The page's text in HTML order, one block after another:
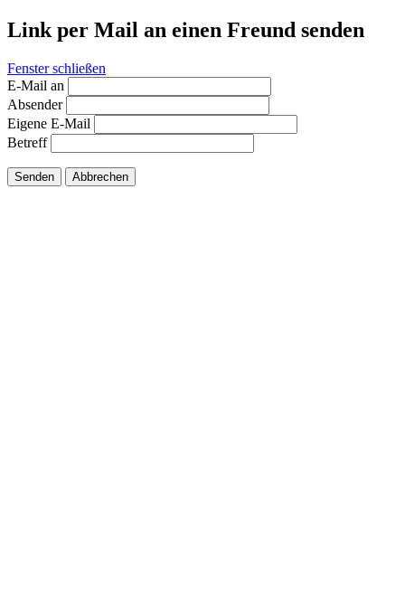
Link per Mail an einen Freund senden
Fenster schließen
E-Mail an
Absender
Eigene E-Mail
Betreff
Senden Abbrechen